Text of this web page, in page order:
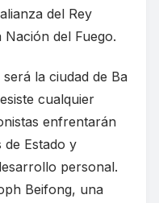
del Rey
del Fuego.
la ciudad de Ba
cualquier
enfrentarán
Estado y
personal.
Beifong, una